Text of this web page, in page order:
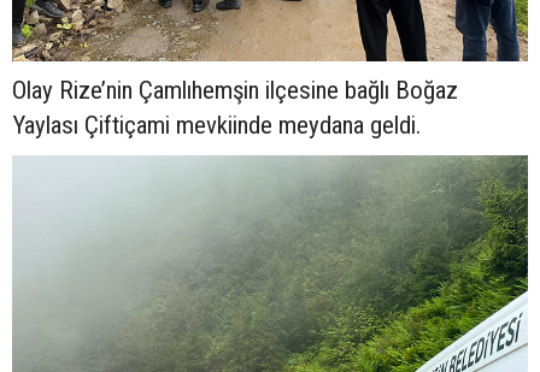
Olay Rize’nin Çamlıhemşin ilçesine bağlı Boğaz
Yaylası Çiftiçami mevkiinde meydana geldi.